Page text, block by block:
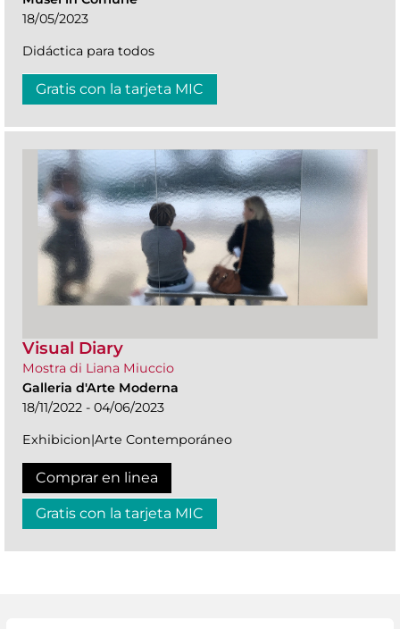
18/05/2023
Didáctica para todos
Gratis con la tarjeta MIC
Visual Diary
Mostra di Liana Miuccio
Galleria d'Arte Moderna
18/11/2022 - 04/06/2023
Exhibicion|Arte Contemporáneo
Comprar en linea
Gratis con la tarjeta MIC